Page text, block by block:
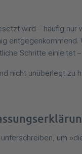
wird – häufig
Schritte einleitet
nicht unüberlegt
um